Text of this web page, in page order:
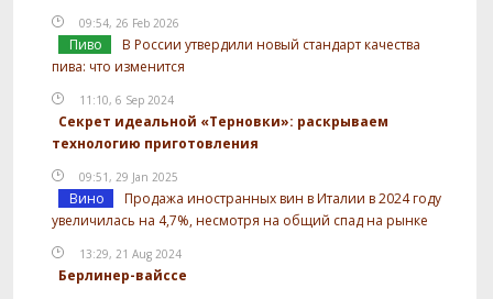
09:54, 26 Feb 2026
Пиво
В России утвердили новый стандарт качества
пива: что изменится
11:10, 6 Sep 2024
Секрет идеальной «Терновки»: раскрываем
технологию приготовления
09:51, 29 Jan 2025
Вино
Продажа иностранных вин в Италии в 2024 году
увеличилась на 4,7%, несмотря на общий спад на рынке
13:29, 21 Aug 2024
Берлинер-вайссе